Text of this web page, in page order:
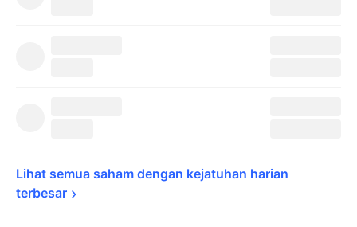
terbesar